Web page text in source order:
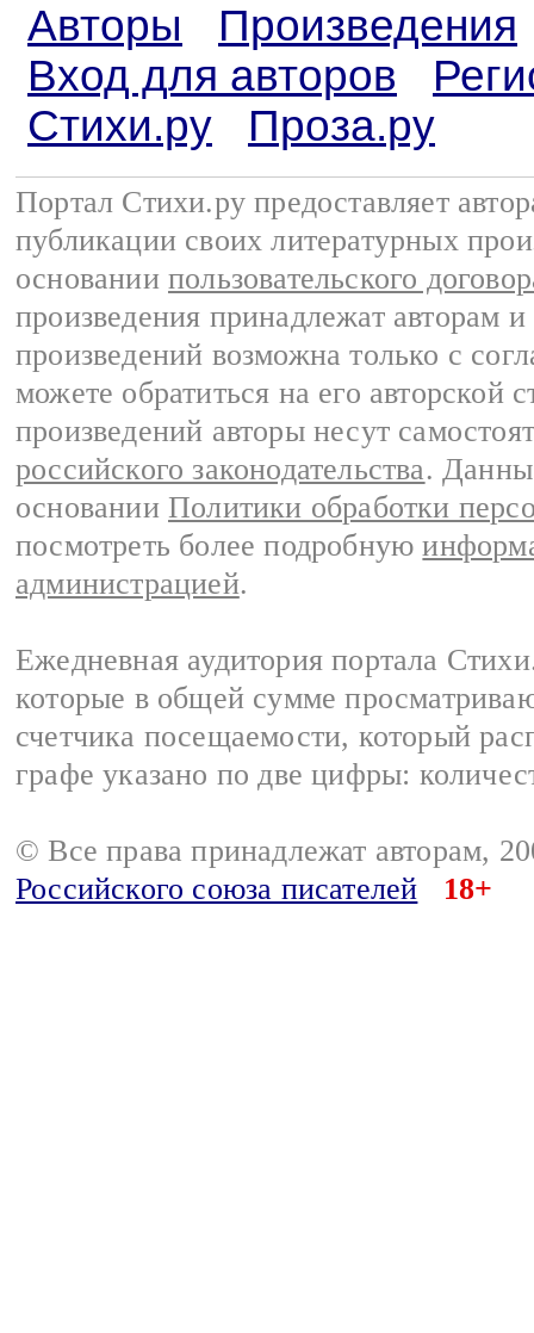
Авторы
Произведения
Вход для авторов
Стихи.ру
Проза.ру
Портал Стихи.ру предоставляет
публикации своих литературных
основании пользовательского
произведения принадлежат авторам
произведений возможна только с
можете обратиться на его авторской
произведений авторы несут
российского законодательства.
основании Политики обработки
посмотреть более подробную
администрацией.
Ежедневная аудитория портала
которые в общей сумме
счетчика посещаемости, который
графе указано по две цифры:
© Все права принадлежат авторам,
Российского союза писателей
18+